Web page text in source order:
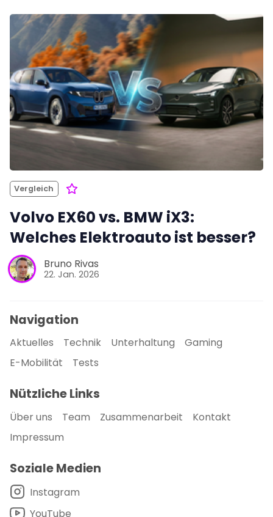
Vergleich
Volvo EX60 vs. BMW iX3:
Welches Elektroauto ist besser?
Bruno Rivas
22. Jan. 2026
Navigation
Aktuelles Technik Unterhaltung
Gaming
E-Mobilität
Tests
Nützliche Links
Über uns Team Zusammenarbeit
Kontakt
Impressum
Soziale Medien
Instagram
YouTube